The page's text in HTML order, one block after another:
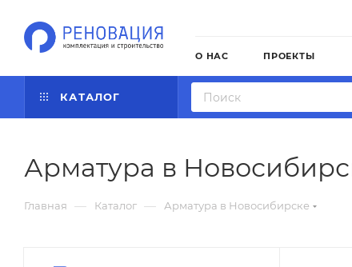
О НАС ПРОЕКТЫ
КАТАЛОГ
Арматура в
Главная — Каталог — Арматура в Новосибирске